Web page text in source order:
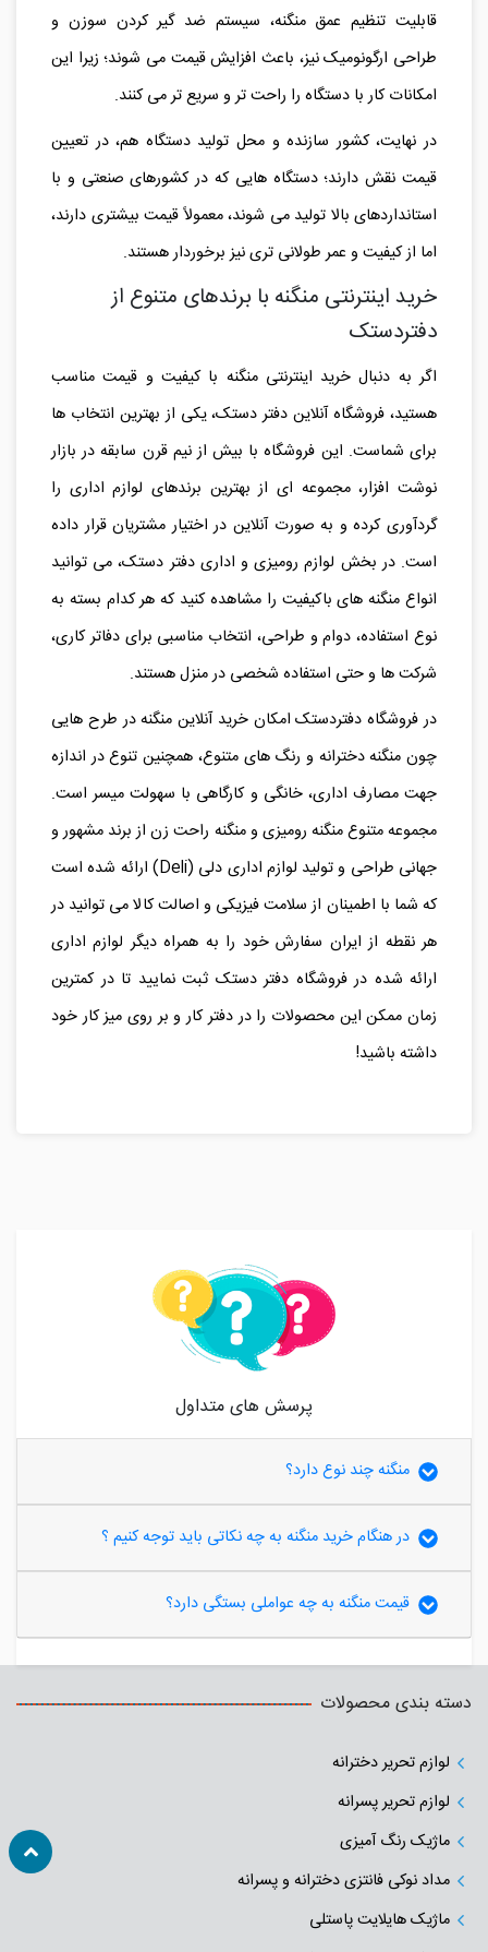
قابلیت تنظیم عمق منگنه، سیستم ضد گیر کردن سوزن و
طراحی ارگونومیک نیز، باعث افزایش قیمت می‌ شوند؛ زیرا این
امکانات کار با دستگاه را راحت‌ تر و سریع‌ تر می‌ کنند.
در نهایت، کشور سازنده و محل تولید دستگاه هم، در تعیین
قیمت نقش دارند؛ دستگاه‌ هایی که در کشورهای صنعتی و با
استانداردهای بالا تولید می‌ شوند، معمولاً قیمت بیشتری دارند،
اما از کیفیت و عمر طولانی‌ تری نیز برخوردار هستند.
خرید اینترنتی منگنه با برندهای متنوع از
دفتردستک
اگر به‌ دنبال خرید اینترنتی منگنه با کیفیت و قیمت مناسب
هستید، فروشگاه آنلاین دفتر دستک، یکی از بهترین انتخاب‌ ها
برای شماست. این فروشگاه با بیش از نیم قرن سابقه در بازار
نوشت‌ افزار، مجموعه‌ ای از بهترین برندهای لوازم اداری را
گردآوری کرده و به صورت آنلاین در اختیار مشتریان قرار داده
است. در بخش لوازم رومیزی و اداری دفتر دستک، می‌ توانید
انواع منگنه‌ های باکیفیت را مشاهده کنید که هر کدام بسته به
نوع استفاده، دوام و طراحی، انتخاب مناسبی برای دفاتر کاری،
شرکت‌ ها و حتی استفاده شخصی در منزل هستند.
در فروشگاه دفتردستک امکان خرید آنلاین منگنه در طرح هایی
چون منگنه دخترانه و رنگ های متنوع، همچنین تنوع در اندازه
جهت مصارف اداری، خانگی و کارگاهی با سهولت میسر است.
مجموعه متنوع منگنه رومیزی و منگنه راحت زن از برند مشهور و
جهانی طراحی و تولید لوازم اداری دلی (Deli) ارائه شده است
که شما با اطمینان از سلامت فیزیکی و اصالت کالا می توانید در
هر نقطه از ایران سفارش خود را به همراه دیگر لوازم اداری
ارائه شده در فروشگاه دفتر دستک ثبت نمایید تا در کمترین
زمان ممکن این محصولات را در دفتر کار و بر روی میز کار خود
داشته باشید!
پرسش های متداول
منگنه چند نوع دارد؟
در هنگام خرید منگنه به چه نکاتی باید توجه کنیم ؟
قیمت منگنه به چه عواملی بستگی دارد؟
دسته بندی محصولات
لوازم تحریر دخترانه
لوازم تحریر پسرانه
ماژیک رنگ آمیزی
مداد نوکی فانتزی دخترانه و پسرانه
ماژیک هایلایت پاستلی